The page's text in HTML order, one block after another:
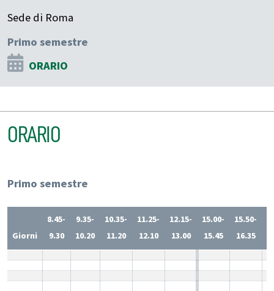
Sede di Roma
Primo semestre
ORARIO
ORARIO
Primo semestre
Giorni
8.45-
9.30
9.35-
10.20
10.35-
11.20
11.25-
12.10
12.15-
13.00
15.00-
15.45
15.50-
16.35